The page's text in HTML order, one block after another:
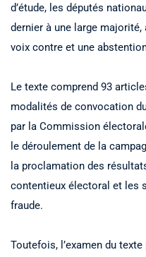
d’étude, les députés
dernier à une large
voix contre et une
Le texte comprend 93
modalités de convocation
par la Commission
le déroulement de la
la proclamation des
contentieux électoral et les
fraude.
Toutefois, l’examen du